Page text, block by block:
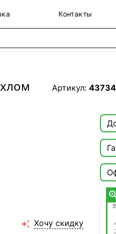
Контакты
Артикул: 43734
 Хочу скидку
